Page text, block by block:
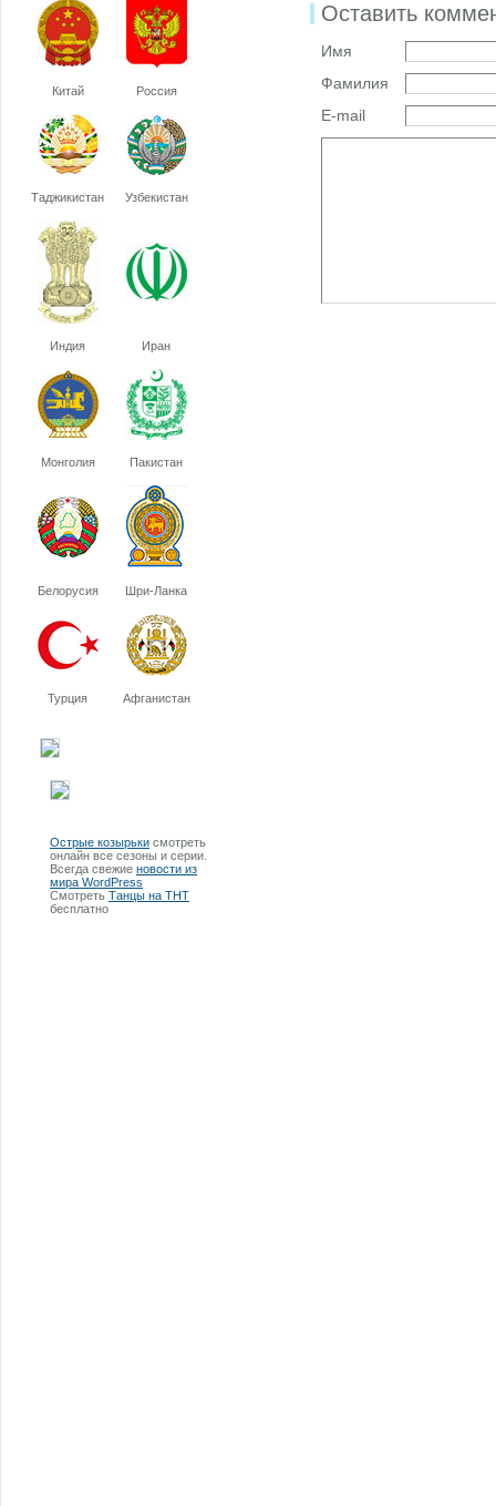
Китай Россия
Таджикистан Узбекистан
Индия Иран
Монголия Пакистан
Белорусия Шри-Ланка
Турция Афганистан
Острые козырьки смотреть
онлайн все сезоны и серии.
Всегда свежие новости из
мира WordPress
Смотреть Танцы на ТНТ
бесплатно
Оставить
Имя
Фамилия
E-mail